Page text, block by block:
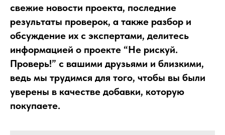
свежие новости проекта, последние
результаты проверок, а также разбор и
обсуждение их с экспертами, делитесь
информацией о проекте “Не рискуй.
Проверь!” с вашими друзьями и близкими,
ведь мы трудимся для того, чтобы вы были
уверены в качестве добавки, которую
покупаете.